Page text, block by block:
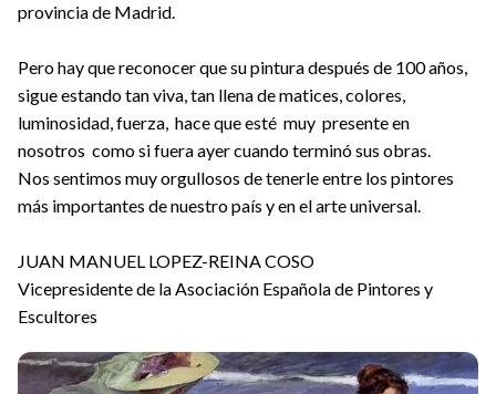
provincia de Madrid.
Pero hay que reconocer que su pintura después de 100 años,
sigue estando tan viva, tan llena de matices, colores,
luminosidad, fuerza, hace que esté muy presente en
nosotros como si fuera ayer cuando terminó sus obras.
Nos sentimos muy orgullosos de tenerle entre los pintores
más importantes de nuestro país y en el arte universal.
JUAN MANUEL LOPEZ-REINA COSO
Vicepresidente de la Asociación Española de Pintores y
Escultores